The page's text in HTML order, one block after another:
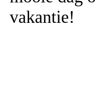
vakantie!